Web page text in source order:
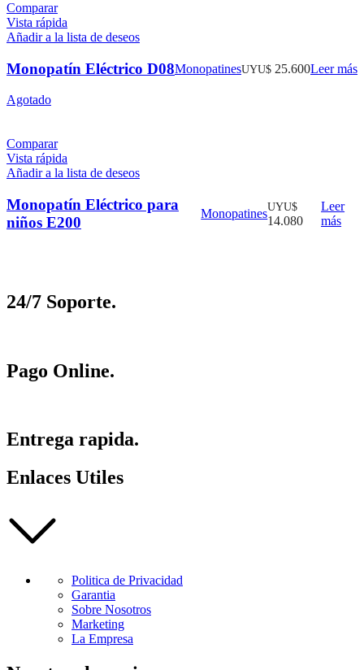
Comparar
Vista rápida
Añadir a la lista de deseos
Monopatín Eléctrico D08MonopatinesUYU$ 25.600Leer más
Agotado
Comparar
Vista rápida
Añadir a la lista de deseos
Monopatín Eléctrico para
niños E200
MonopatinesUYU$
14.080
Leer
más
24/7 Soporte.
Pago Online.
Entrega rapida.
Enlaces Utiles
Politica de Privacidad
Garantia
Sobre Nosotros
Marketing
La Empresa